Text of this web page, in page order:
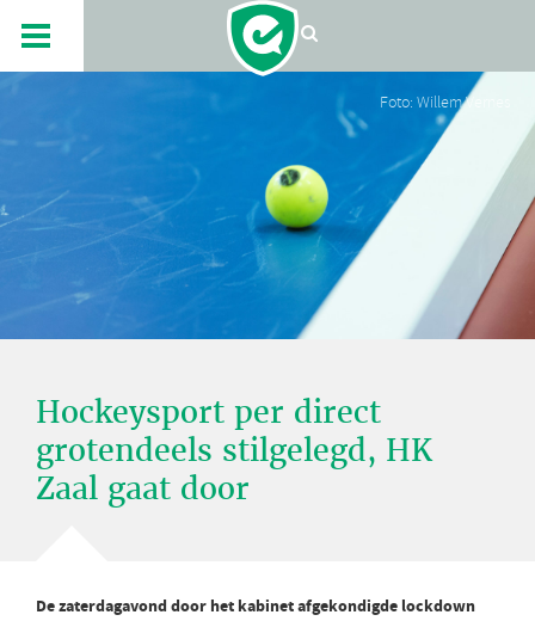
Foto: Willem Vernes
Hockeysport per direct
grotendeels stilgelegd, HK
Zaal gaat door
De zaterdagavond door het kabinet afgekondigde lockdown